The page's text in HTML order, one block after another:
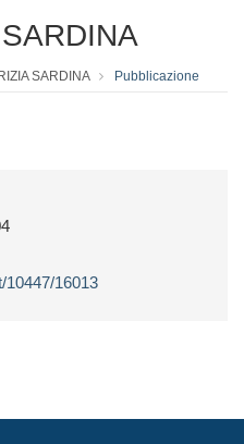
SARDINA Pubblicazione
10447/16013